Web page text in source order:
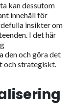
kan dessutom
innehåll för
insikter om
I det här
den och göra det
och strategiskt.